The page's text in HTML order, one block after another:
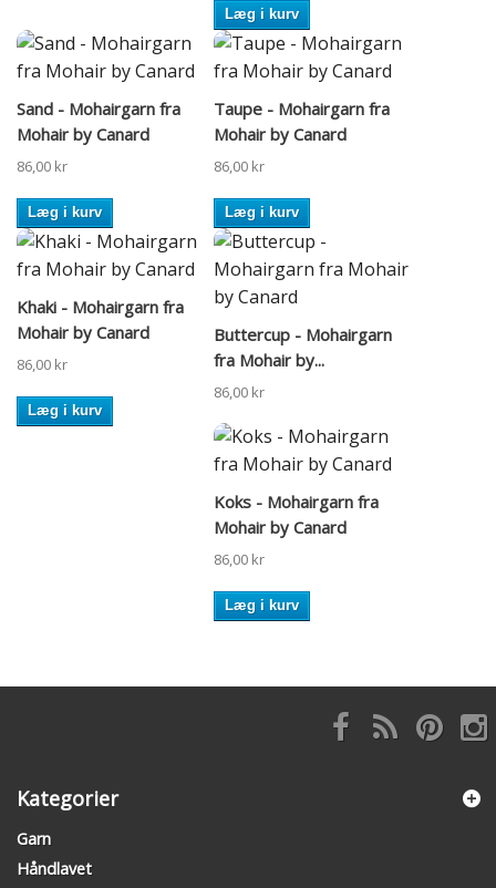
Læg i kurv
Sand - Mohairgarn fra
Mohair by Canard
86,00 kr
Læg i kurv
Taupe - Mohairgarn fra
Mohair by Canard
86,00 kr
Læg i kurv
Khaki - Mohairgarn fra
Mohair by Canard
86,00 kr
Læg i kurv
Buttercup - Mohairgarn
fra Mohair by...
86,00 kr
Koks - Mohairgarn fra
Mohair by Canard
86,00 kr
Læg i kurv
Kategorier
Garn
Håndlavet